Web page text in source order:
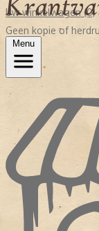
Uw winkelwagen (0)
Geen kopie of
Menu